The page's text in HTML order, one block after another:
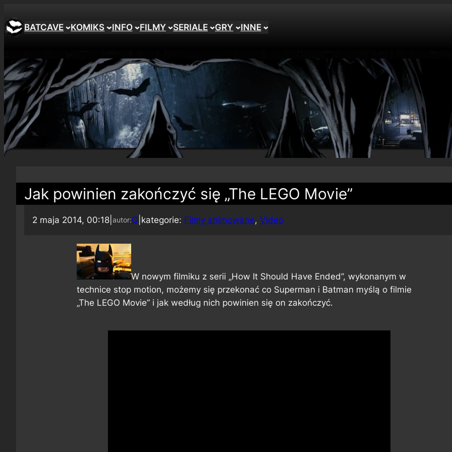
BATCAVE KOMIKS INFO FILMY SERIALE GRY INNE
Jak powinien zakończyć się „The LEGO Movie”
2 maja 2014, 00:18 autor:Q kategorie: Filmy animowane, Video
W nowym filmiku z serii „How It Should Have Ended”, wykonanym w
technice stop motion, możemy się przekonać co Superman i Batman myślą o filmie
„The LEGO Movie” i jak według nich powinien się on zakończyć.